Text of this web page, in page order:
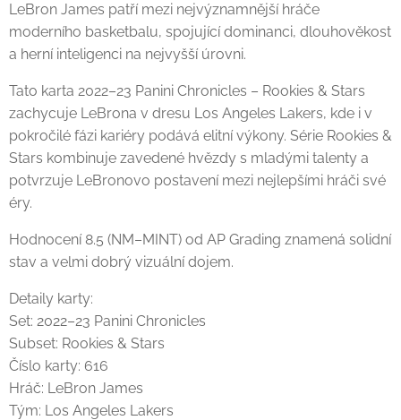
LeBron James patří mezi nejvýznamnější hráče
moderního basketbalu, spojující dominanci, dlouhověkost
a herní inteligenci na nejvyšší úrovni.
Tato karta 2022–23 Panini Chronicles – Rookies & Stars
zachycuje LeBrona v dresu Los Angeles Lakers, kde i v
pokročilé fázi kariéry podává elitní výkony. Série Rookies &
Stars kombinuje zavedené hvězdy s mladými talenty a
potvrzuje LeBronovo postavení mezi nejlepšími hráči své
éry.
Hodnocení 8.5 (NM–MINT) od AP Grading znamená solidní
stav a velmi dobrý vizuální dojem.
Detaily karty:
Set: 2022–23 Panini Chronicles
Subset: Rookies & Stars
Číslo karty: 616
Hráč: LeBron James
Tým: Los Angeles Lakers